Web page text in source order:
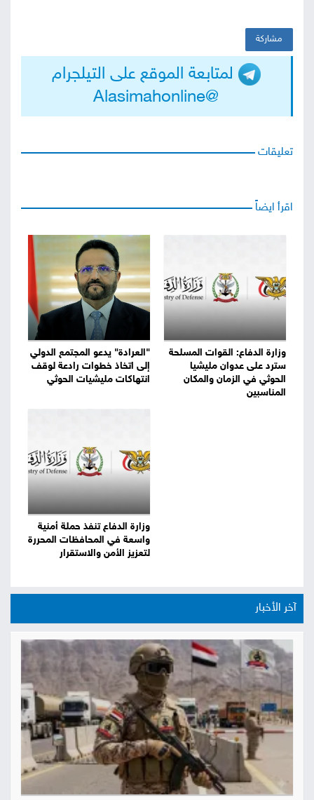
مشاركة
لمتابعة الموقع على التيلجرام
@Alasimahonline
تعليقات
اقرأ ايضاً
وزارة الدفاع: القوات المسلحة
سترد على عدوان مليشيا
الحوثي في الزمان والمكان
المناسبين
"العرادة" يدعو المجتمع الدولي
إلى اتخاذ خطوات رادعة لوقف
انتهاكات مليشيات الحوثي
وزارة الدفاع تنفذ حملة أمنية
واسعة في المحافظات المحررة
لتعزيز الأمن والاستقرار
آخر الأخبار